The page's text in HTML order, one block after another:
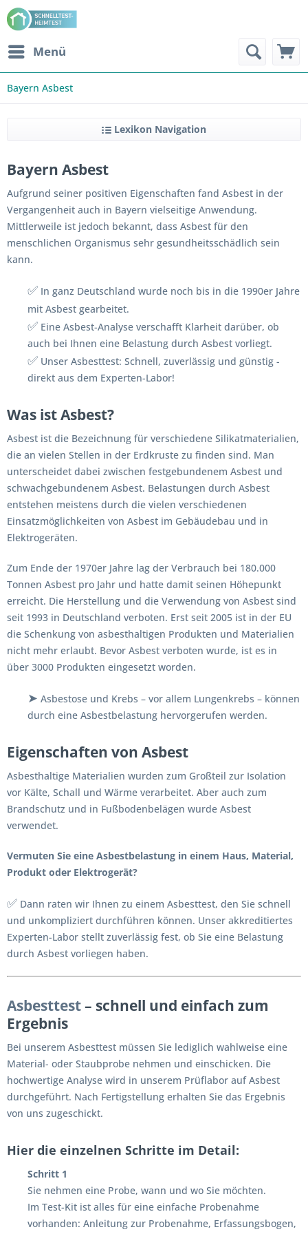
Menü
Bayern Asbest
Lexikon Navigation
Bayern Asbest
Aufgrund seiner positiven Eigenschaften fand Asbest in der
Vergangenheit auch in Bayern vielseitige Anwendung.
Mittlerweile ist jedoch bekannt, dass Asbest für den
menschlichen Organismus sehr gesundheitsschädlich sein
kann.
✅ In ganz Deutschland wurde noch bis in die 1990er Jahre
mit Asbest gearbeitet.
✅ Eine Asbest-Analyse verschafft Klarheit darüber, ob
auch bei Ihnen eine Belastung durch Asbest vorliegt.
✅ Unser Asbesttest: Schnell, zuverlässig und günstig -
direkt aus dem Experten-Labor!
Was ist Asbest?
Asbest ist die Bezeichnung für verschiedene Silikatmaterialien,
die an vielen Stellen in der Erdkruste zu finden sind. Man
unterscheidet dabei zwischen festgebundenem Asbest und
schwachgebundenem Asbest. Belastungen durch Asbest
entstehen meistens durch die vielen verschiedenen
Einsatzmöglichkeiten von Asbest im Gebäudebau und in
Elektrogeräten.
Zum Ende der 1970er Jahre lag der Verbrauch bei 180.000
Tonnen Asbest pro Jahr und hatte damit seinen Höhepunkt
erreicht. Die Herstellung und die Verwendung von Asbest sind
seit 1993 in Deutschland verboten. Erst seit 2005 ist in der EU
die Schenkung von asbesthaltigen Produkten und Materialien
nicht mehr erlaubt. Bevor Asbest verboten wurde, ist es in
über 3000 Produkten eingesetzt worden.
➤ Asbestose und Krebs – vor allem Lungenkrebs – können
durch eine Asbestbelastung hervorgerufen werden.
Eigenschaften von Asbest
Asbesthaltige Materialien wurden zum Großteil zur Isolation
vor Kälte, Schall und Wärme verarbeitet. Aber auch zum
Brandschutz und in Fußbodenbelägen wurde Asbest
verwendet.
Vermuten Sie eine Asbestbelastung in einem Haus, Material,
Produkt oder Elektrogerät?
✅ Dann raten wir Ihnen zu einem Asbesttest, den Sie schnell
und unkompliziert durchführen können. Unser akkreditiertes
Experten-Labor stellt zuverlässig fest, ob Sie eine Belastung
durch Asbest vorliegen haben.
Asbesttest– schnell und einfach zum
Ergebnis
Bei unserem Asbesttest müssen Sie lediglich wahlweise eine
Material- oder Staubprobe nehmen und einschicken. Die
hochwertige Analyse wird in unserem Prüflabor auf Asbest
durchgeführt. Nach Fertigstellung erhalten Sie das Ergebnis
von uns zugeschickt.
Hier die einzelnen Schritte im Detail:
Schritt 1
Sie nehmen eine Probe, wann und wo Sie möchten.
Im Test-Kit ist alles für eine einfache Probenahme
vorhanden: Anleitung zur Probenahme, Erfassungsbogen,